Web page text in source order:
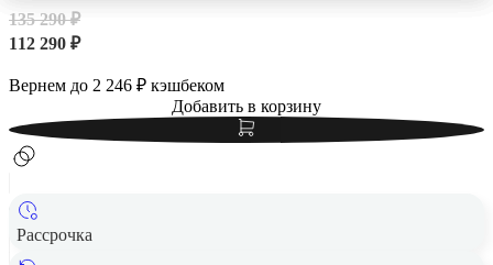
135 290 ₽
112 290 ₽
Вернем до 2 246 ₽ кэшбеком
Добавить в корзину
Рассрочка